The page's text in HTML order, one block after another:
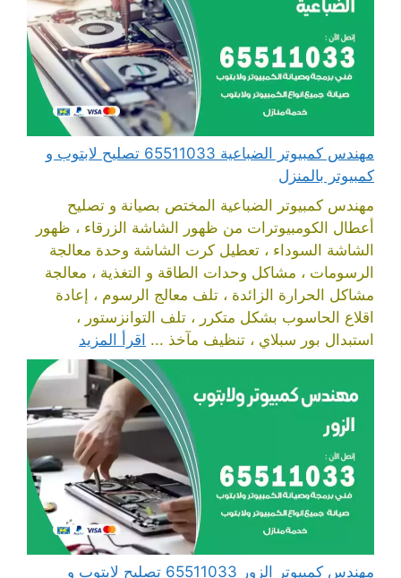
مهندس كمبيوتر الضباعية 65511033 تصليح لابتوب و
كمبيوتر بالمنزل
مهندس كمبيوتر الضباعية المختص بصيانة و تصليح
أعطال الكومبيوترات من ظهور الشاشة الزرقاء ، ظهور
الشاشة السوداء ، تعطيل كرت الشاشة وحدة معالجة
الرسومات ، مشاكل وحدات الطاقة و التغذية ، معالجة
مشاكل الحرارة الزائدة ، تلف معالج الرسوم ، إعادة
اقلاع الحاسوب بشكل متكرر ، تلف التوانزستور ،
استبدال بور سبلاي ، تنظيف مآخذ ... اقرأ المزيد
مهندس كمبيوتر الزور 65511033 تصليح لابتوب و